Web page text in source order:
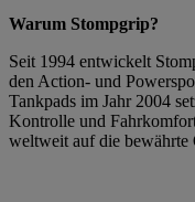
Warum Stompgrip?
Seit 1994 entwickelt
den Action- und
Tankpads im Jahr 2004
Kontrolle und
weltweit auf die bewährte